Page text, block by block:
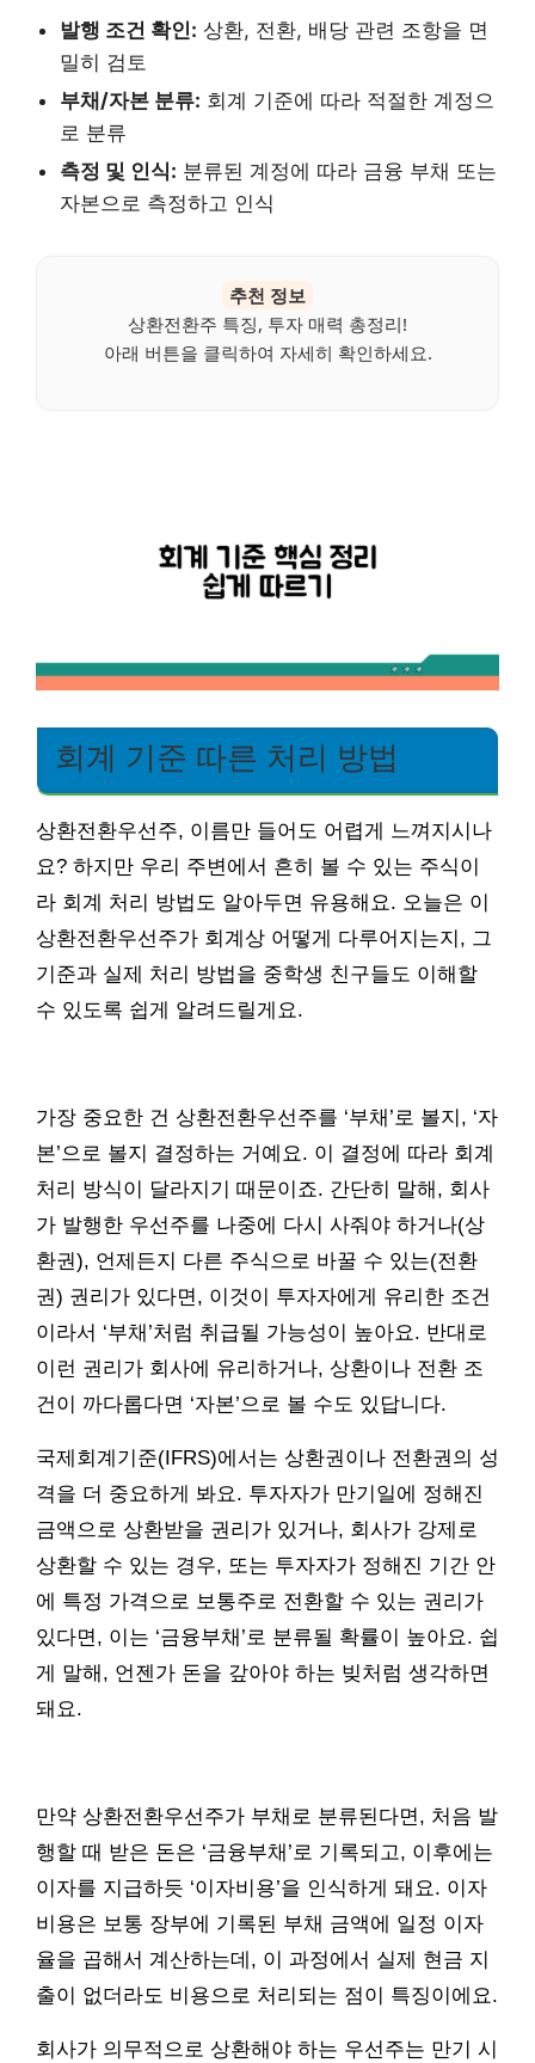
발행 조건 확인: 상환, 전환, 배당 관련 조항을 면
밀히 검토
부채/자본 분류: 회계 기준에 따라 적절한 계정으
로 분류
측정 및 인식: 분류된 계정에 따라 금융 부채 또는
자본으로 측정하고 인식
추천 정보
상환전환주 특징, 투자 매력 총정리!
아래 버튼을 클릭하여 자세히 확인하세요.
회계 기준 따른 처리 방법
상환전환우선주, 이름만 들어도 어렵게 느껴지시나
요? 하지만 우리 주변에서 흔히 볼 수 있는 주식이
라 회계 처리 방법도 알아두면 유용해요. 오늘은 이
상환전환우선주가 회계상 어떻게 다루어지는지, 그
기준과 실제 처리 방법을 중학생 친구들도 이해할
수 있도록 쉽게 알려드릴게요.
가장 중요한 건 상환전환우선주를 ‘부채’로 볼지, ‘자
본’으로 볼지 결정하는 거예요. 이 결정에 따라 회계
처리 방식이 달라지기 때문이죠. 간단히 말해, 회사
가 발행한 우선주를 나중에 다시 사줘야 하거나(상
환권), 언제든지 다른 주식으로 바꿀 수 있는(전환
권) 권리가 있다면, 이것이 투자자에게 유리한 조건
이라서 ‘부채’처럼 취급될 가능성이 높아요. 반대로
이런 권리가 회사에 유리하거나, 상환이나 전환 조
건이 까다롭다면 ‘자본’으로 볼 수도 있답니다.
국제회계기준(IFRS)에서는 상환권이나 전환권의 성
격을 더 중요하게 봐요. 투자자가 만기일에 정해진
금액으로 상환받을 권리가 있거나, 회사가 강제로
상환할 수 있는 경우, 또는 투자자가 정해진 기간 안
에 특정 가격으로 보통주로 전환할 수 있는 권리가
있다면, 이는 ‘금융부채’로 분류될 확률이 높아요. 쉽
게 말해, 언젠가 돈을 갚아야 하는 빚처럼 생각하면
돼요.
만약 상환전환우선주가 부채로 분류된다면, 처음 발
행할 때 받은 돈은 ‘금융부채’로 기록되고, 이후에는
이자를 지급하듯 ‘이자비용’을 인식하게 돼요. 이자
비용은 보통 장부에 기록된 부채 금액에 일정 이자
율을 곱해서 계산하는데, 이 과정에서 실제 현금 지
출이 없더라도 비용으로 처리되는 점이 특징이에요.
회사가 의무적으로 상환해야 하는 우선주는 만기 시